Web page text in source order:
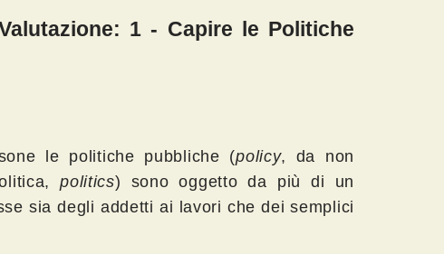
1 - Capire le Politiche
le politiche pubbliche (policy, da non
politics) sono oggetto da più di un
sia degli addetti ai lavori che dei semplici